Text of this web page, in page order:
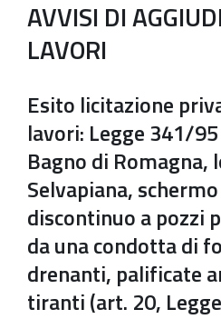
AVVISI DI
LAVORI
Esito licitazione
lavori: Legge 341/
Bagno di Romagna,
Selvapiana,
discontinuo a pozzi
da una condotta di
drenanti, palificate
tiranti (art. 20,